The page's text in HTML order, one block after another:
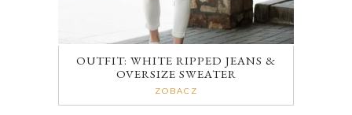
OUTFIT: WHITE RIPPED JEANS &
OVERSIZE SWEATER
ZOBACZ